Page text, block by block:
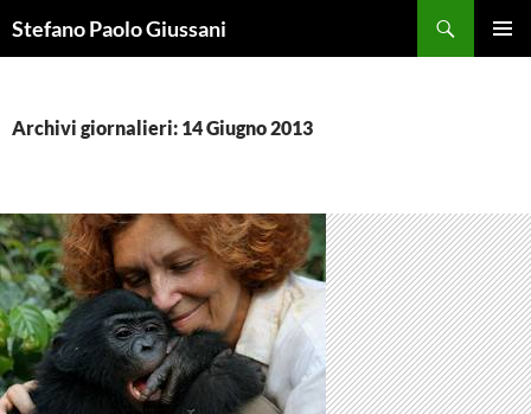
alStefano Paolo Giussani
Archivi giornalieri: 14 Giugno 2013